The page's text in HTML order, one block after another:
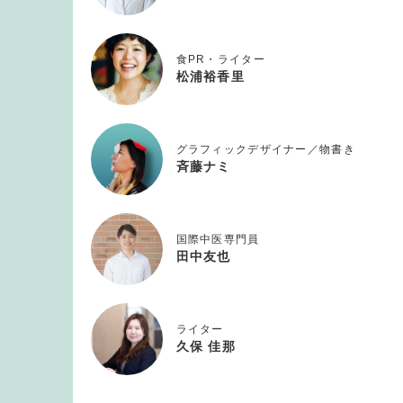
食PR・ライター
松浦裕香里
グラフィックデザイナー／物書き
斉藤ナミ
国際中医専門員
田中友也
ライター
久保 佳那